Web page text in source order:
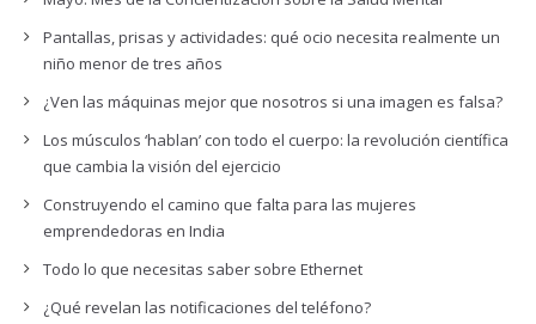
Pantallas, prisas y actividades: qué ocio necesita realmente un
niño menor de tres años
¿Ven las máquinas mejor que nosotros si una imagen es falsa?
Los músculos ‘hablan’ con todo el cuerpo: la revolución científica
que cambia la visión del ejercicio
Construyendo el camino que falta para las mujeres
emprendedoras en India
Todo lo que necesitas saber sobre Ethernet
¿Qué revelan las notificaciones del teléfono?